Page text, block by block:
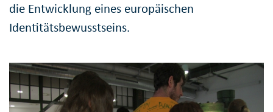
die Entwicklung eines europäischen
Identitätsbewusstseins.